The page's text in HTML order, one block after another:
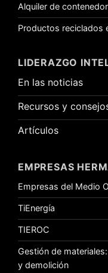
Alquiler de
Productos reciclados
LIDERAZGO
En las noticias
Recursos y
Artículos
EMPRESAS
Empresas del Medio
TiEnergía
TIEROC
Gestión de
y demolición